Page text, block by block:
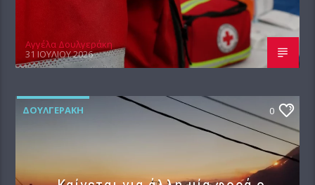
Αγγέλα Δουλγεράκη
31 ΙΟΥΛΊΟΥ 2026
ΔΟΥΛΓΕΡΆΚΗ 0